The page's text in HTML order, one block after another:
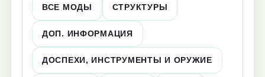
ВСЕ МОДЫ СТРУКТУРЫ
ДОП. ИНФОРМАЦИЯ
ДОСПЕХИ, ИНСТРУМЕНТЫ И ОРУЖИЕ